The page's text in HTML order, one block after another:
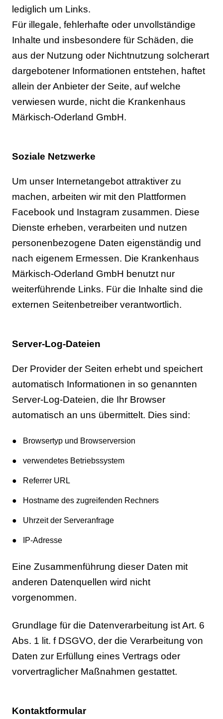
lediglich um Links.
Für illegale, fehlerhafte oder unvollständige
Inhalte und insbesondere für Schäden, die
aus der Nutzung oder Nichtnutzung solcherart
dargebotener Informationen entstehen, haftet
allein der Anbieter der Seite, auf welche
verwiesen wurde, nicht die Krankenhaus
Märkisch-Oderland GmbH.
Soziale Netzwerke
Um unser Internetangebot attraktiver zu
machen, arbeiten wir mit den Plattformen
Facebook und Instagram zusammen. Diese
Dienste erheben, verarbeiten und nutzen
personenbezogene Daten eigenständig und
nach eigenem Ermessen. Die Krankenhaus
Märkisch-Oderland GmbH benutzt nur
weiterführende Links. Für die Inhalte sind die
externen Seitenbetreiber verantwortlich.
Server-Log-Dateien
Der Provider der Seiten erhebt und speichert
automatisch Informationen in so genannten
Server-Log-Dateien, die Ihr Browser
automatisch an uns übermittelt. Dies sind:
Browsertyp und Browserversion
verwendetes Betriebssystem
Referrer URL
Hostname des zugreifenden Rechners
Uhrzeit der Serveranfrage
IP-Adresse
Eine Zusammenführung dieser Daten mit
anderen Datenquellen wird nicht
vorgenommen.
Grundlage für die Datenverarbeitung ist Art. 6
Abs. 1 lit. f DSGVO, der die Verarbeitung von
Daten zur Erfüllung eines Vertrags oder
vorvertraglicher Maßnahmen gestattet.
Kontaktformular